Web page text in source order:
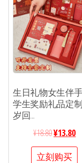
生日礼物女生伴
学生奖励礼品定
岁回...
¥18.80¥13.80
立刻购买